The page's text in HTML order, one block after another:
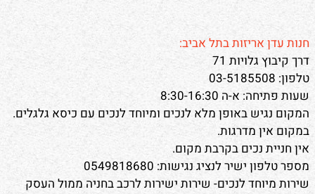
חנות עדן אריזות בתל אביב:
דרך קיבוץ גלויות 71
טלפון: 03-5185508
שעות פתיחה: א-ה 8:30-16:30
המקום נגיש באופן מלא לנכים ומיוחד לנכים עם כיסא גלגלים.
במקום אין מדרגות.
אין חניית נכים בקרבת מקום.
מספר טלפון ישיר לנציג נגישות: 0549818680
שירות מיוחד לנכים- שירות ישירות לרכב בחניה ממול העסק